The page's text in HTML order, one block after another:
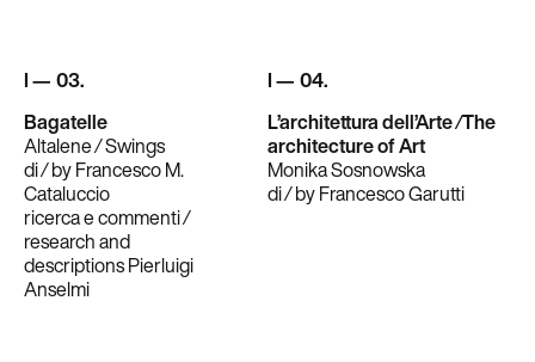
I — 03.
Bagatelle
Altalene ⁄ Swings
di ⁄ by Francesco M.
Cataluccio
ricerca e commenti ⁄
research and
descriptions Pierluigi
Anselmi
I — 04.
L’architettura dell’Arte ⁄The
architecture of Art
Monika Sosnowska
di ⁄ by Francesco Garutti